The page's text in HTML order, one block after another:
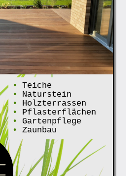
•
Teiche
•
Naturstein
•
Holzterrassen
•
Pflasterflächen
•
Gartenpflege
•
Zaunbau